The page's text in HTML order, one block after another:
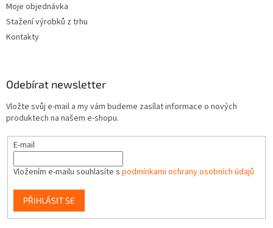
Moje objednávka
Stažení výrobků z trhu
Kontakty
Odebírat newsletter
Vložte svůj e-mail a my vám budeme zasílat informace o nových
produktech na našem e-shopu.
E-mail
Vložením e-mailu souhlasíte s podmínkami ochrany osobních údajů
PŘIHLÁSIT SE